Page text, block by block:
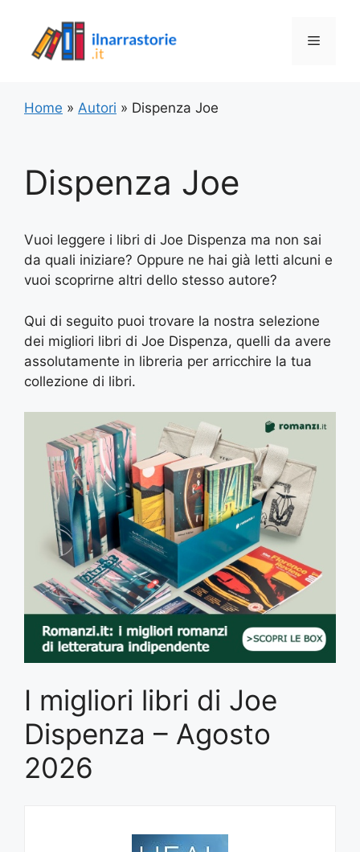
contenuto
Menu
Home » Autori » Dispenza Joe
Dispenza Joe
Vuoi leggere i libri di Joe Dispenza ma non sai
da quali iniziare? Oppure ne hai già letti alcuni e
vuoi scoprirne altri dello stesso autore?
Qui di seguito puoi trovare la nostra selezione
dei migliori libri di Joe Dispenza, quelli da avere
assolutamente in libreria per arricchire la tua
collezione di libri.
I migliori libri di Joe
Dispenza – Agosto
2026